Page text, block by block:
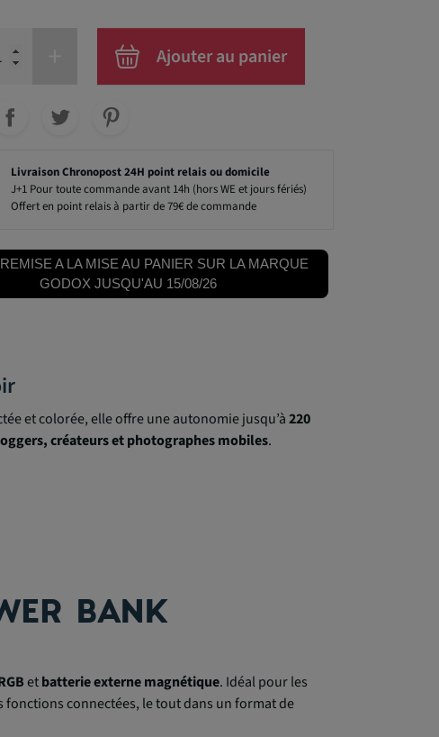
Ajouter au panier
Livraison Chronopost 24H point relais ou domicile
J+1 Pour toute commande avant 14h (hors WE et jours fériés)
Offert en point relais à partir de 79€ de commande
A LA MISE AU PANIER SUR LA MARQUE
GODOX JUSQU'AU 15/08/26
et colorée, elle offre une autonomie jusqu’à220
créateurs et photographes mobiles.
BANK
etbatterie externe magnétique. Idéal pour les
connectées, le tout dans un format de